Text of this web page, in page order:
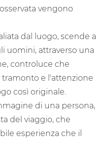
vengono
dal luogo, scende a
uomini, attraverso una
controluce che
e l'attenzione
così originale.
di una persona,
del viaggio, che
esperienza che il